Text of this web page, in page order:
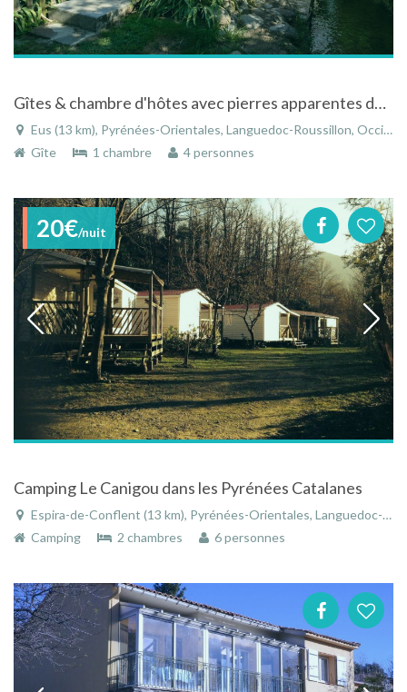
Gîtes & chambre d'hôtes avec pierres apparentes dans un ancien moulin
Eus (13 km), Pyrénées-Orientales, Languedoc-Roussillon, Occitanie, France
Gîte
1 chambre 4 personnes
20€/nuit
Camping Le Canigou dans les Pyrénées Catalanes
Espira-de-Conflent (13 km), Pyrénées-Orientales, Languedoc-Roussillon, Occitanie, France
Camping
2 chambres 6 personnes